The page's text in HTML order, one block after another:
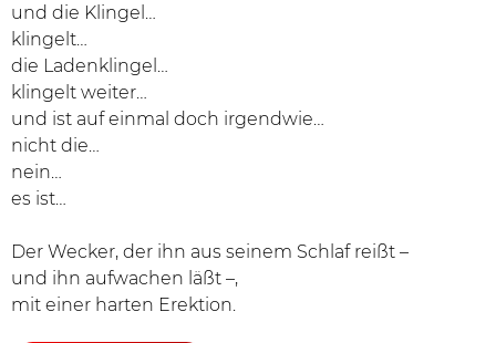
und die Klingel…
klingelt…
die Ladenklingel…
klingelt weiter…
und ist auf einmal doch irgendwie…
nicht die…
nein…
es ist…
Der Wecker, der ihn aus seinem Schlaf reißt –
und ihn aufwachen läßt –,
mit einer harten Erektion.